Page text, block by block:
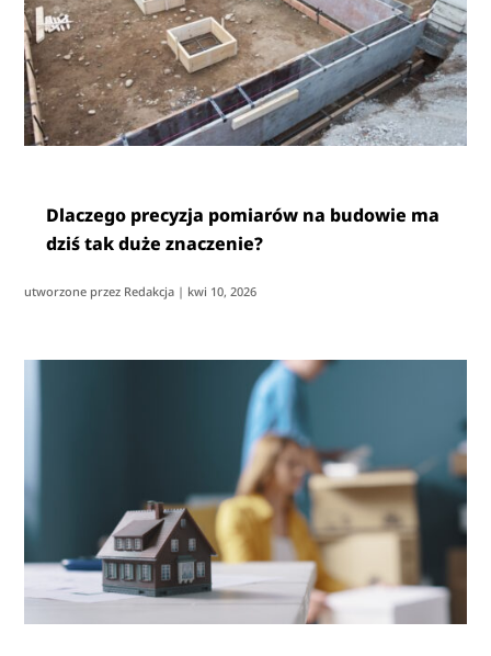
Dlaczego precyzja pomiarów na budowie ma
dziś tak duże znaczenie?
utworzone przez Redakcja | kwi 10, 2026